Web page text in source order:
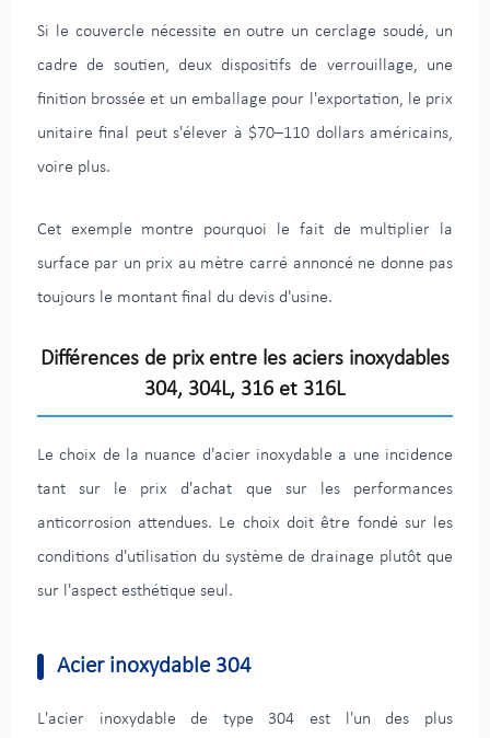
Si le couvercle nécessite en outre un cerclage soudé, un
cadre de soutien, deux dispositifs de verrouillage, une
finition brossée et un emballage pour l'exportation, le prix
unitaire final peut s'élever à $70–110 dollars américains,
voire plus.
Cet exemple montre pourquoi le fait de multiplier la
surface par un prix au mètre carré annoncé ne donne pas
toujours le montant final du devis d'usine.
Différences de prix entre les aciers inoxydables
304, 304L, 316 et 316L
Le choix de la nuance d'acier inoxydable a une incidence
tant sur le prix d'achat que sur les performances
anticorrosion attendues. Le choix doit être fondé sur les
conditions d'utilisation du système de drainage plutôt que
sur l'aspect esthétique seul.
Acier inoxydable 304
L'acier inoxydable de type 304 est l'un des plus